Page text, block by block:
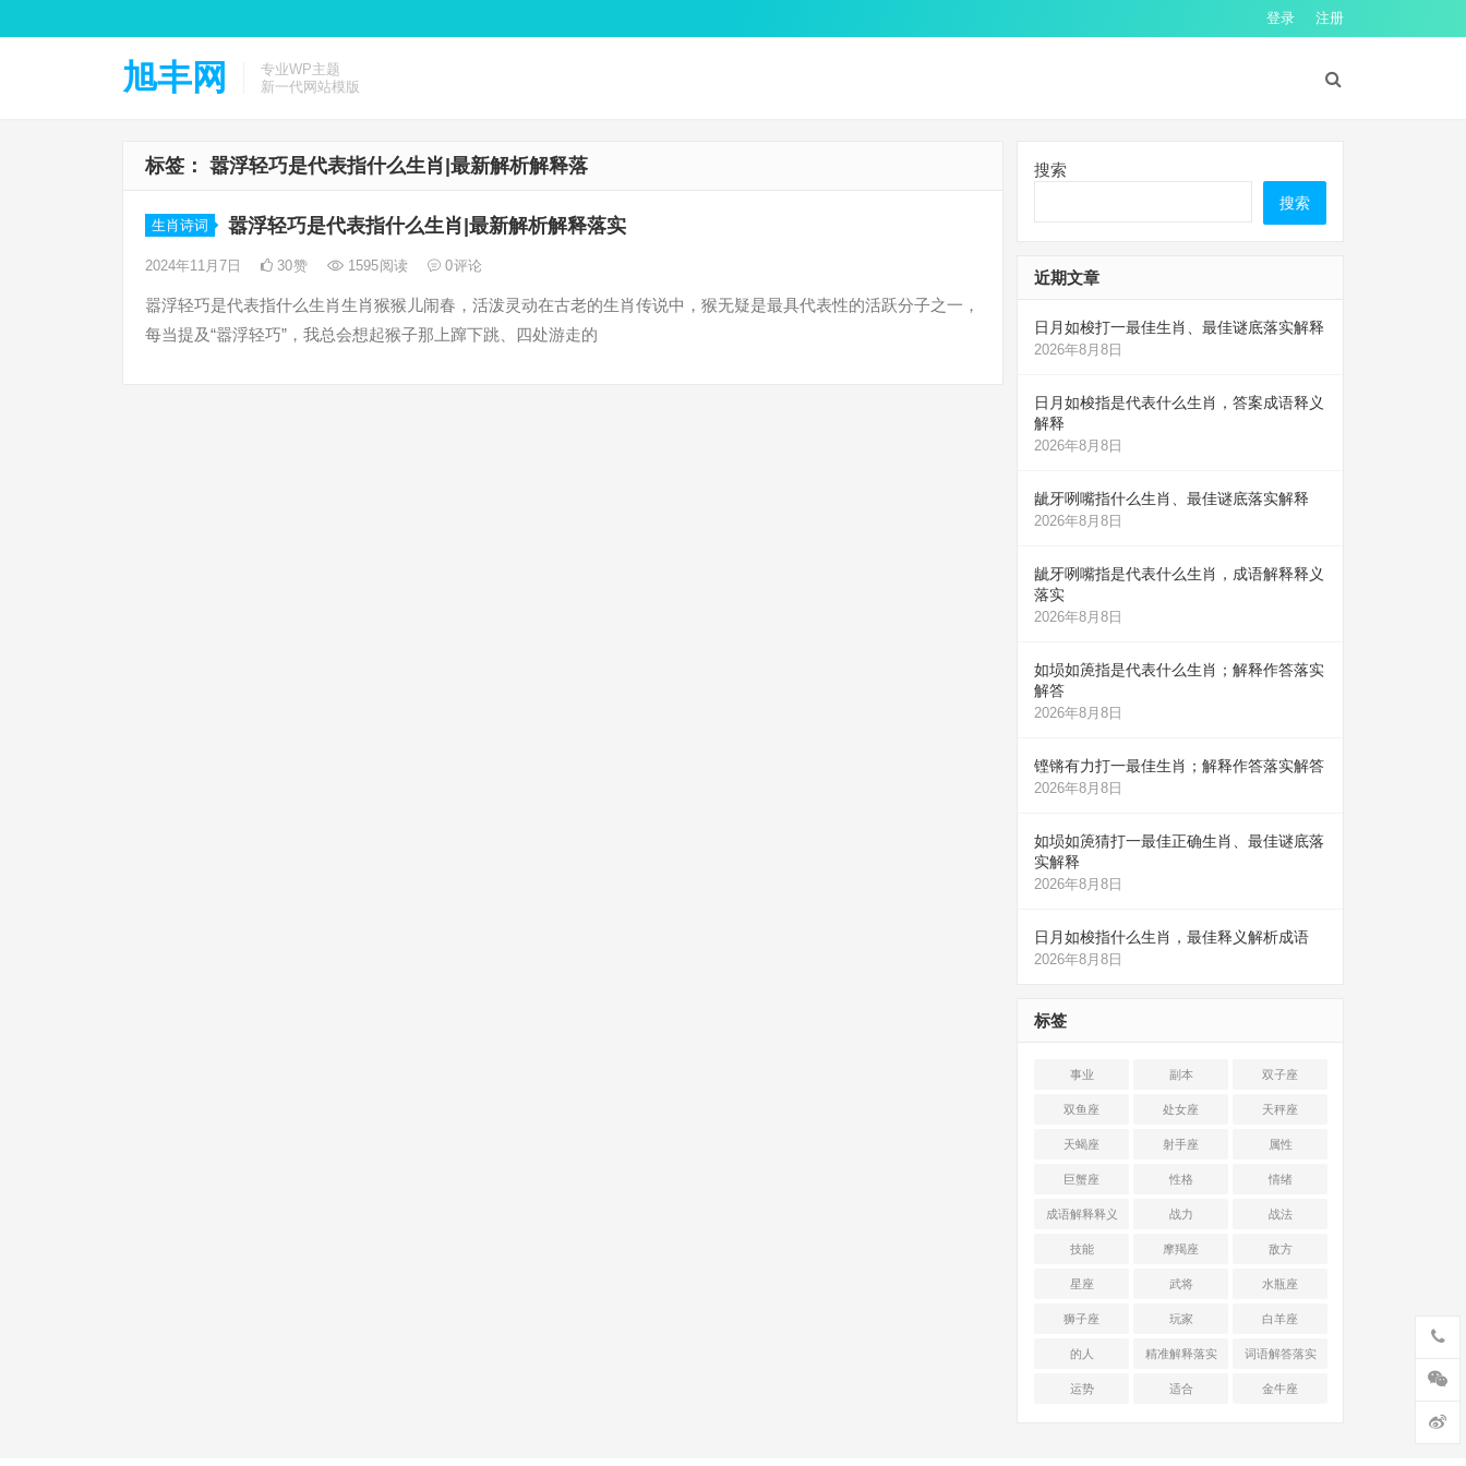
登录 注册
旭丰网
专业WP主题
新一代网站模版
标签： 嚣浮轻巧是代表指什么生肖|最新解析解释落
生肖诗词 嚣浮轻巧是代表指什么生肖|最新解析解释落实
2024年11月7日 30赞 1595阅读 0评论
嚣浮轻巧是代表指什么生肖生肖猴猴儿闹春，活泼灵动在古老的生肖传说中，猴无疑是最具代表性的活跃分子之一，
每当提及“嚣浮轻巧”，我总会想起猴子那上蹿下跳、四处游走的
搜索
搜索
近期文章
日月如梭打一最佳生肖、最佳谜底落实解释
2026年8月8日
日月如梭指是代表什么生肖，答案成语释义
解释
2026年8月8日
龇牙咧嘴指什么生肖、最佳谜底落实解释
2026年8月8日
龇牙咧嘴指是代表什么生肖，成语解释释义
落实
2026年8月8日
如埙如箎指是代表什么生肖；解释作答落实
解答
2026年8月8日
铿锵有力打一最佳生肖；解释作答落实解答
2026年8月8日
如埙如箎猜打一最佳正确生肖、最佳谜底落
实解释
2026年8月8日
日月如梭指什么生肖，最佳释义解析成语
2026年8月8日
标签
事业 副本 双子座
双鱼座 处女座 天秤座
天蝎座 射手座 属性
巨蟹座 性格 情绪
成语解释释义 战力 战法
技能 摩羯座 敌方
星座 武将 水瓶座
狮子座 玩家 白羊座
的人 精准解释落实 词语解答落实
运势 适合 金牛座